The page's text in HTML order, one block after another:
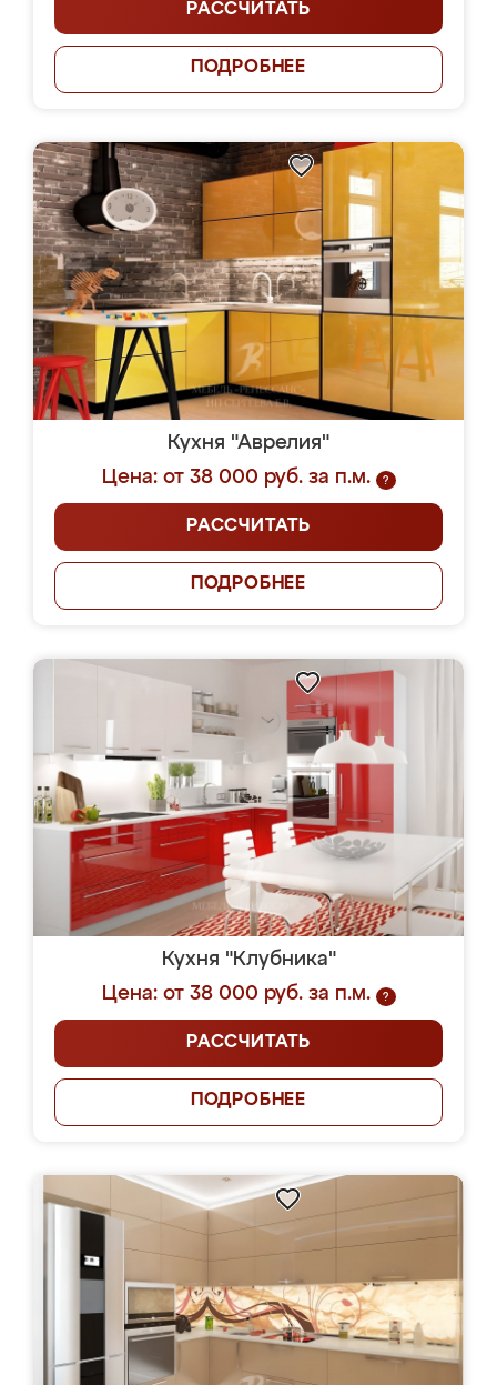
РАССЧИТАТЬ
ПОДРОБНЕЕ
Кухня "Аврелия"
Цена: от 38 000 руб. за п.м.
?
РАССЧИТАТЬ
ПОДРОБНЕЕ
Кухня "Клубника"
Цена: от 38 000 руб. за п.м.
?
РАССЧИТАТЬ
ПОДРОБНЕЕ